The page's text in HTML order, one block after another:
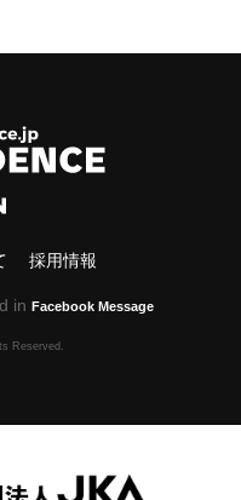
採用情報
in Facebook Message
Reserved.